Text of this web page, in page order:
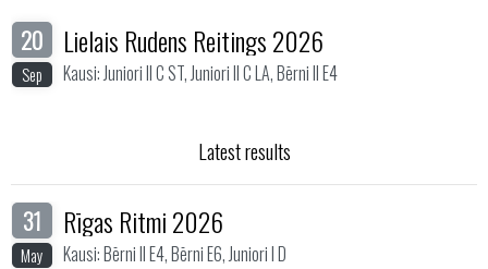
20
Sep
Lielais Rudens Reitings 2026
Kausi: Juniori II C ST, Juniori II C LA, Bērni II E4
Latest results
31
May
Rīgas Ritmi 2026
Kausi: Bērni II E4, Bērni E6, Juniori I D